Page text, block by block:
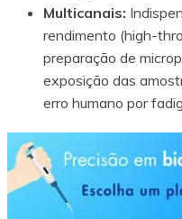
Multicanais:
rendimento (high-
preparação de
exposição das
erro humano por